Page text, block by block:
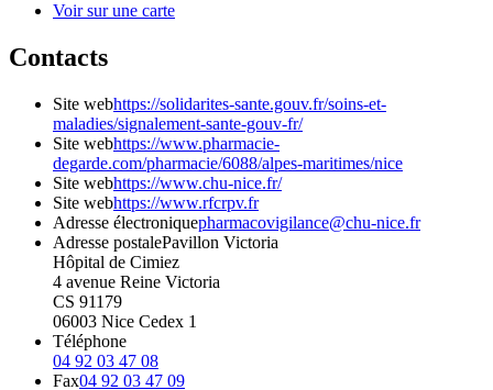
Voir sur une carte
Contacts
Site webhttps://solidarites-sante.gouv.fr/soins-et-
maladies/signalement-sante-gouv-fr/
Site webhttps://www.pharmacie-
degarde.com/pharmacie/6088/alpes-maritimes/nice
Site webhttps://www.chu-nice.fr/
Site webhttps://www.rfcrpv.fr
Adresse électroniquepharmacovigilance@chu-nice.fr
Adresse postalePavillon Victoria
Hôpital de Cimiez
4 avenue Reine Victoria
CS 91179
06003 Nice Cedex 1
Téléphone
04 92 03 47 08
Fax04 92 03 47 09